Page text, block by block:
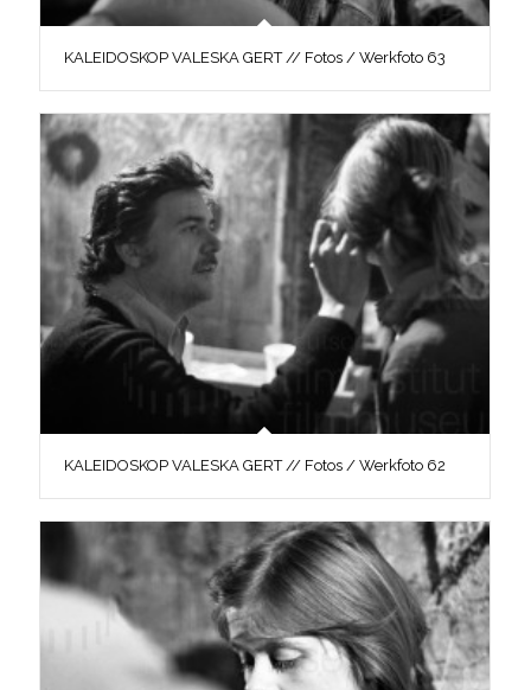
KALEIDOSKOP VALESKA GERT // Fotos / Werkfoto 63
KALEIDOSKOP VALESKA GERT // Fotos / Werkfoto 62